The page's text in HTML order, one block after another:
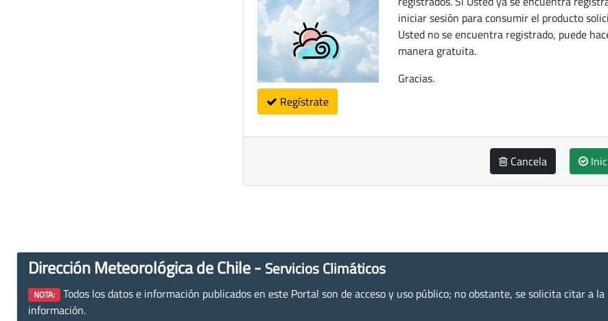
Regístrate
iniciar sesión para consumir el producto
Usted no se encuentra registrado, puede
manera gratuita.
Gracias.
Cancela
Dirección Meteorológica de Chile - Servicios Climáticos
NOTA: Todos los datos e información publicados en este Portal son de acceso y uso público; no obstante, se solicita citar a la
información.